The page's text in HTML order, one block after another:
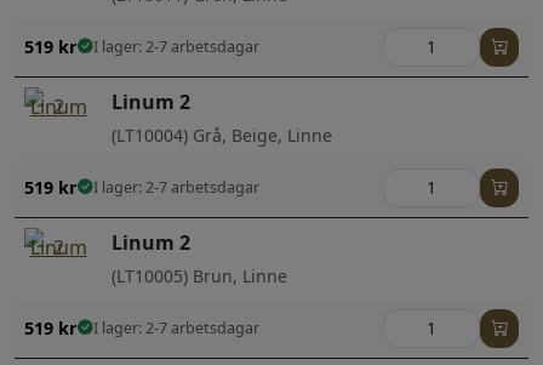
519 kr I lager: 2-7 arbetsdagar
Linum 2
(LT10004) Grå, Beige, Linne
519 kr I lager: 2-7 arbetsdagar
Linum 2
(LT10005) Brun, Linne
519 kr I lager: 2-7 arbetsdagar